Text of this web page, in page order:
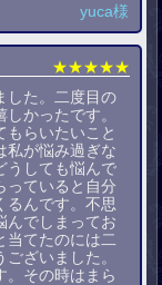
yuca様
★★★★★
した。二度目の
かったです。
もらいたいこと
私が悩み過ぎな
うしても悩んで
っていると自分
るんです。不思
んでしまってお
当てたのには二
ざいました。
。その時はまら